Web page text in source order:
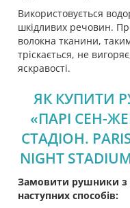
Використовується
шкідливих речовин.
волокна тканини,
тріскається, не
яскравості.
ЯК КУПИТИ
«ПАРІ СЕН-
СТАДІОН.
NIGHT
Замовити рушники
наступних способів: